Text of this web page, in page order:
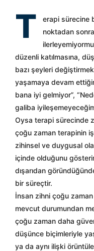
T
erapi sürecine
noktadan
düzenli katılmasına,
bazı şeyleri
yaşamaya devam
bana iyi gelmiyor”,
galiba
Oysa terapi sürecinde
çoğu zaman terapinin
zihinsel ve duygusal
içinde olduğunu
dışarıdan
bir süreçtir.
İnsan zihni çoğu zaman
mevcut durumundan
çoğu zaman daha
düşünce biçimleriyle
ya da aynı ilişki